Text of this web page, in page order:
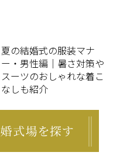
夏の結婚式の服装マナ
ー・男性編｜暑さ対策や
スーツのおしゃれな着こ
なしも紹介
結婚式準備 2022.05.16